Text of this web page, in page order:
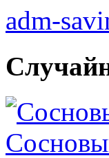
adm-